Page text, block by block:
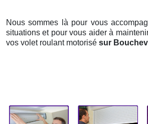
Nous sommes là pour vous
situations et pour vous aider à
vos volet roulant motorisé sur